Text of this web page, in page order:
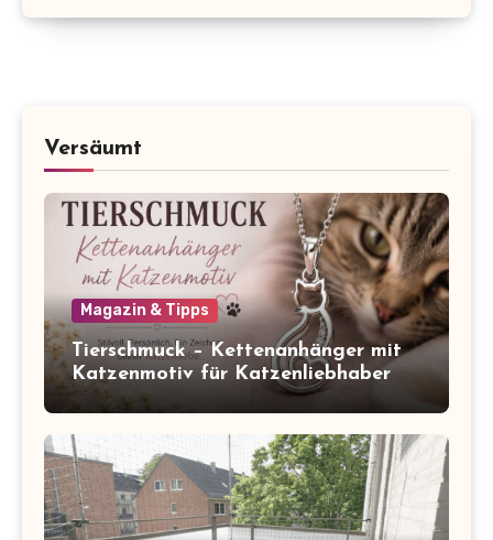
Versäumt
Magazin & Tipps
Tierschmuck – Kettenanhänger mit
Katzenmotiv für Katzenliebhaber